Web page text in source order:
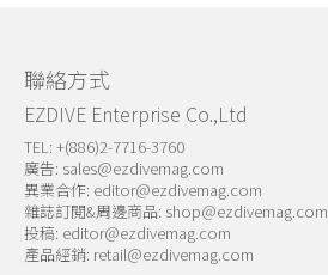
聯絡方式
EZDIVE Enterprise Co.,Ltd
TEL: +(886)2-7716-3760
廣告: sales@ezdivemag.com
異業合作: editor@ezdivemag.com
雜誌訂閱&周邊商品: shop@ezdivemag.com
投稿: editor@ezdivemag.com
產品經銷: retail@ezdivemag.com